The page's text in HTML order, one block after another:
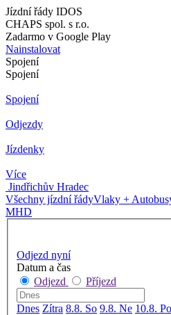
Jízdní řády IDOS
CHAPS spol. s r.o.
Zadarmo v Google Play
Nainstalovat
Spojení
Spojení
Spojení
Odjezdy
Jízdenky
Více
Jindřichův Hradec
Všechny jízdní řádyVlaky +
MHD
Odjezd nyní
Datum a čas
Odjezd
Příjezd
Dnes Zítra 8.8. So 9.8. Ne 10.8. Po